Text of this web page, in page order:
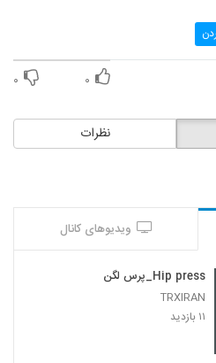
پا روی نیمکت
۰ ۰
نظرات
ویدیوهای کانال
Hip press_پرس لگن
TRXIRAN
۱۱ بازدید